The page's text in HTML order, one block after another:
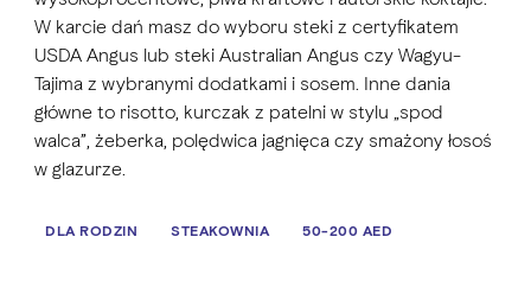
W karcie dań masz do wyboru steki z certyfikatem
USDA Angus lub steki Australian Angus czy Wagyu-
Tajima z wybranymi dodatkami i sosem. Inne dania
główne to risotto, kurczak z patelni w stylu „spod
walca”, żeberka, polędwica jagnięca czy smażony łosoś
w glazurze.
DLA RODZIN STEAKOWNIA 50-200 AED